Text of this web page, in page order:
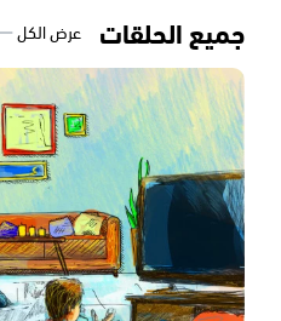
جميع الحلقات عرض الكل